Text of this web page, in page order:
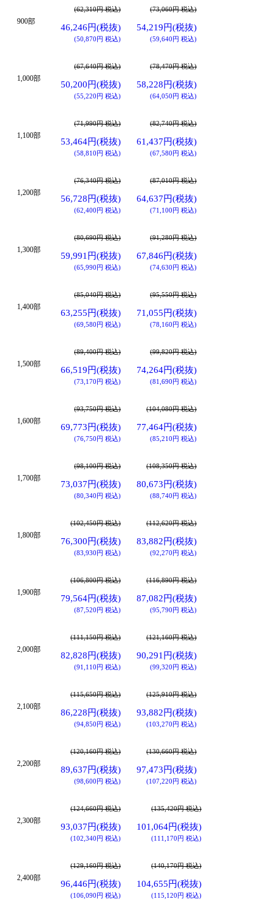
900部
(62,310円 税込)
46,246円(税抜)
(50,870円 税込)
(73,060円 税込)
54,219円(税抜)
(59,640円 税込)
1,000部
(67,640円 税込)
50,200円(税抜)
(55,220円 税込)
(78,470円 税込)
58,228円(税抜)
(64,050円 税込)
1,100部
(71,990円 税込)
53,464円(税抜)
(58,810円 税込)
(82,740円 税込)
61,437円(税抜)
(67,580円 税込)
1,200部
(76,340円 税込)
56,728円(税抜)
(62,400円 税込)
(87,010円 税込)
64,637円(税抜)
(71,100円 税込)
1,300部
(80,690円 税込)
59,991円(税抜)
(65,990円 税込)
(91,280円 税込)
67,846円(税抜)
(74,630円 税込)
1,400部
(85,040円 税込)
63,255円(税抜)
(69,580円 税込)
(95,550円 税込)
71,055円(税抜)
(78,160円 税込)
1,500部
(89,400円 税込)
66,519円(税抜)
(73,170円 税込)
(99,820円 税込)
74,264円(税抜)
(81,690円 税込)
1,600部
(93,750円 税込)
69,773円(税抜)
(76,750円 税込)
(104,080円 税込)
77,464円(税抜)
(85,210円 税込)
1,700部
(98,100円 税込)
73,037円(税抜)
(80,340円 税込)
(108,350円 税込)
80,673円(税抜)
(88,740円 税込)
1,800部
(102,450円 税込)
76,300円(税抜)
(83,930円 税込)
(112,620円 税込)
83,882円(税抜)
(92,270円 税込)
1,900部
(106,800円 税込)
79,564円(税抜)
(87,520円 税込)
(116,890円 税込)
87,082円(税抜)
(95,790円 税込)
2,000部
(111,150円 税込)
82,828円(税抜)
(91,110円 税込)
(121,160円 税込)
90,291円(税抜)
(99,320円 税込)
2,100部
(115,650円 税込)
86,228円(税抜)
(94,850円 税込)
(125,910円 税込)
93,882円(税抜)
(103,270円 税込)
2,200部
(120,160円 税込)
89,637円(税抜)
(98,600円 税込)
(130,660円 税込)
97,473円(税抜)
(107,220円 税込)
2,300部
(124,660円 税込)
93,037円(税抜)
(102,340円 税込)
(135,420円 税込)
101,064円(税抜)
(111,170円 税込)
2,400部
(129,160円 税込)
96,446円(税抜)
(106,090円 税込)
(140,170円 税込)
104,655円(税抜)
(115,120円 税込)